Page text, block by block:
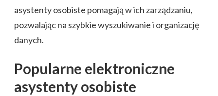
asystenty osobiste pomagają w ich zarządzaniu,
pozwalając na szybkie wyszukiwanie i organizację
danych.
Popularne elektroniczne
asystenty osobiste